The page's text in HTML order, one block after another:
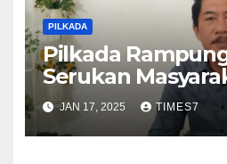
PILKADA
Pilkada
Serukan
Bersatu Untuk
Kebumen
JAN 17, 2025 TIMES7